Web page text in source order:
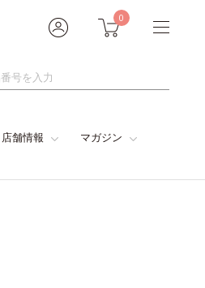
0
店舗情報 マガジン